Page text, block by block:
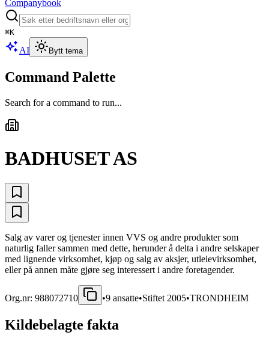
Companybook
⌘K
AI Bytt tema
Command Palette
Search for a command to run...
BADHUSET AS
Salg av varer og tjenester innen VVS og andre produkter som
naturlig faller sammen med dette, herunder å delta i andre selskaper
med lignende virksomhet, kjøp og salg av aksjer, utleievirksomhet,
eller på annen måte gjøre seg interessert i andre foretagender.
Org.nr: 988072710 •9 ansatte•Stiftet 2005•TRONDHEIM
Kildebelagte fakta